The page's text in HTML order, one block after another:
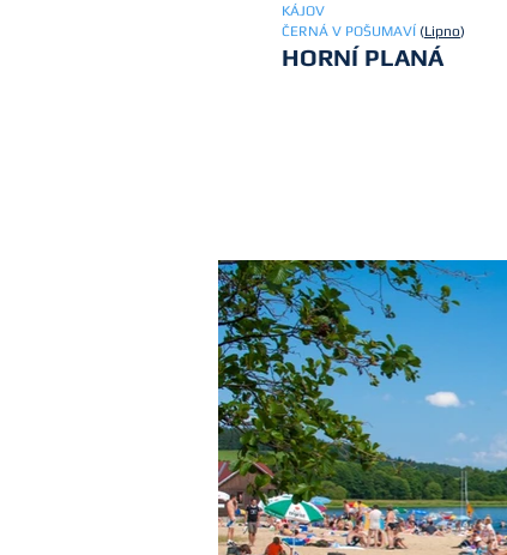
KÁJOV
ČERNÁ V POŠUMAVÍ (Lipno)
HORNÍ PLANÁ